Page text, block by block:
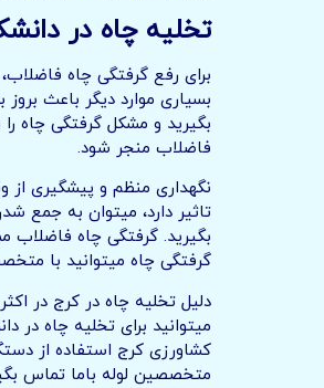
تخلیه چاه در
برای رفع گرفتگی چاه
بسیاری موارد دیگر باعث
بگیرید و مشکل گرفتگی چاه
فاضلاب منجر شود.
نگهداری منظم و پیشگیری از
تاثیر دارد، میتوان به جمع
بگیرید. گرفتگی چاه فاضلاب
گرفتگی چاه میتوانید با
دلیل تخلیه چاه در کرج در
میتوانید برای تخلیه چاه
کشاورزی کرج استفاده از
متخصصین لوله باما تماس